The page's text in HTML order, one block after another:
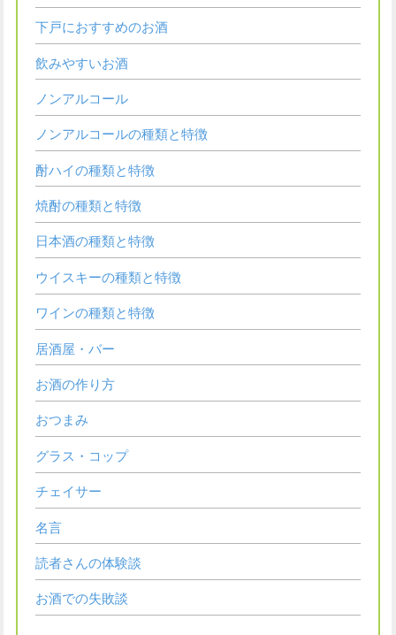
下戸におすすめのお酒
飲みやすいお酒
ノンアルコール
ノンアルコールの種類と特徴
酎ハイの種類と特徴
焼酎の種類と特徴
日本酒の種類と特徴
ウイスキーの種類と特徴
ワインの種類と特徴
居酒屋・バー
お酒の作り方
おつまみ
グラス・コップ
チェイサー
名言
読者さんの体験談
お酒での失敗談